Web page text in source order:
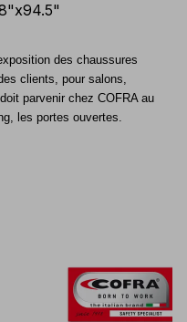
des chaussures
clients, pour salons,
parvenir chez COFRA au
les portes ouvertes.